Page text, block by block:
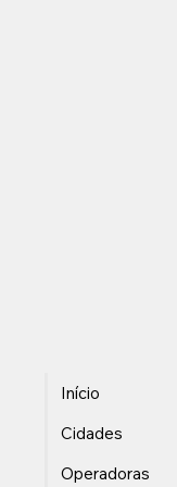
Início
Cidades
Operadoras